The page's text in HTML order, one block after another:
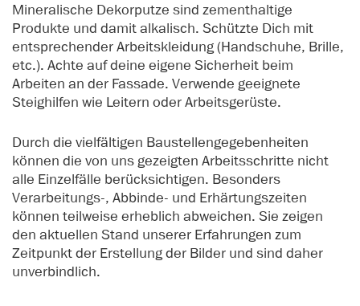
Mineralische Dekorputze sind zementhaltige
Produkte und damit alkalisch. Schützte Dich mit
entsprechender Arbeitskleidung (Handschuhe, Brille,
etc.). Achte auf deine eigene Sicherheit beim
Arbeiten an der Fassade. Verwende geeignete
Steighilfen wie Leitern oder Arbeitsgerüste.
Durch die vielfältigen Baustellengegebenheiten
können die von uns gezeigten Arbeitsschritte nicht
alle Einzelfälle berücksichtigen. Besonders
Verarbeitungs-, Abbinde- und Erhärtungszeiten
können teilweise erheblich abweichen. Sie zeigen
den aktuellen Stand unserer Erfahrungen zum
Zeitpunkt der Erstellung der Bilder und sind daher
unverbindlich.